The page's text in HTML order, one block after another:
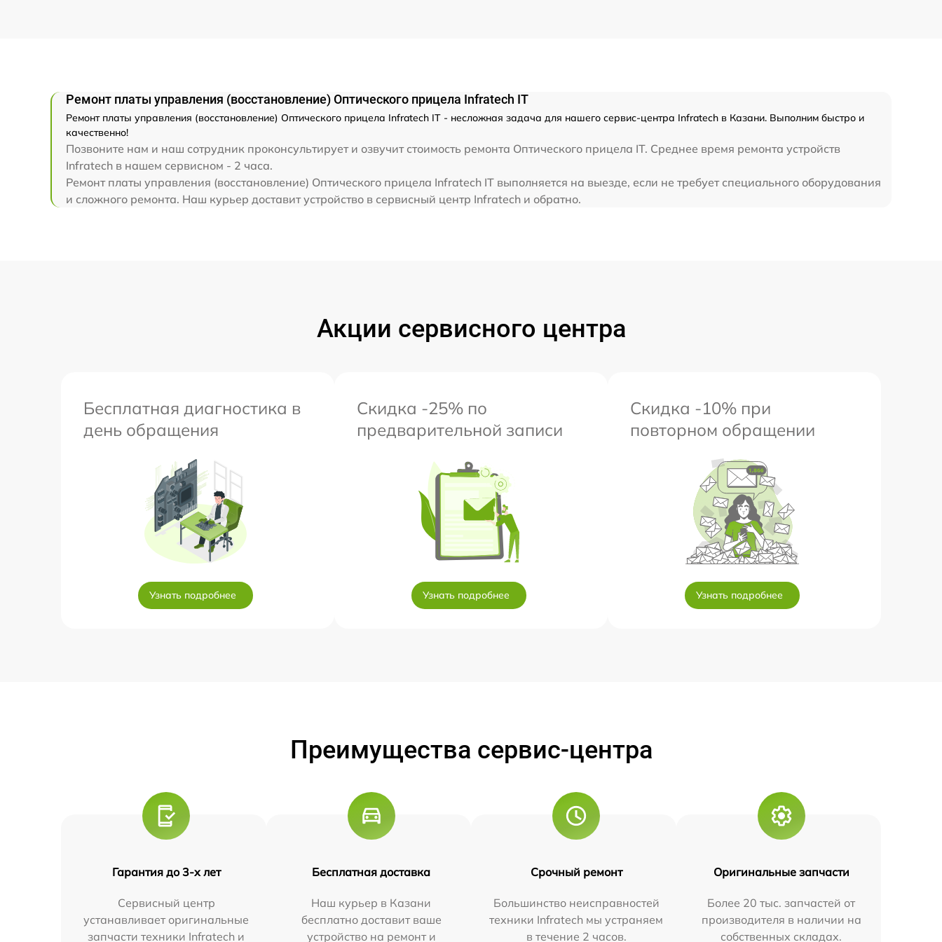
Ремонт платы управления (восстановление) Оптического прицела Infratech IT
Ремонт платы управления (восстановление) Оптического прицела Infratech IT - несложная задача для нашего сервис-центра Infratech в Казани. Выполним быстро и
качественно!
Позвоните нам и наш сотрудник проконсультирует и озвучит стоимость ремонта Оптического прицела IT. Среднее время ремонта устройств
Infratech в нашем сервисном - 2 часа.
Ремонт платы управления (восстановление) Оптического прицела Infratech IT выполняется на выезде, если не требует специального оборудования
и сложного ремонта. Наш курьер доставит устройство в сервисный центр Infratech и обратно.
Акции сервисного центра
Бесплатная диагностика в
день обращения
Узнать подробнее
Скидка -25% по
предварительной записи
Узнать подробнее
Скидка -10% при
повторном обращении
Узнать подробнее
Преимущества сервис-центра
Гарантия до 3-х лет
Сервисный центр
устанавливает оригинальные
запчасти техники Infratech и
Бесплатная доставка
Наш курьер в Казани
бесплатно доставит ваше
устройство на ремонт и
Срочный ремонт
Большинство неисправностей
техники Infratech мы устраняем
в течение 2 часов.
Оригинальные запчасти
Более 20 тыс. запчастей от
производителя в наличии на
собственных складах.